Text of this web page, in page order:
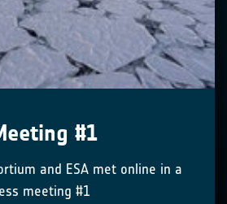
#1
and ESA met online in a
meeting #1